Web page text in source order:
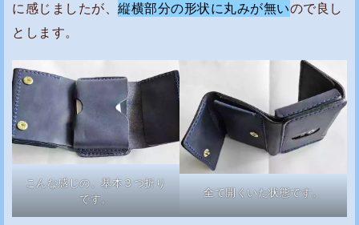
に感じましたが、 縦横部分の形状に丸みが無いので良し
とします。
こんな感じの、基本３つ折り
です。
全て開くいた状態です。